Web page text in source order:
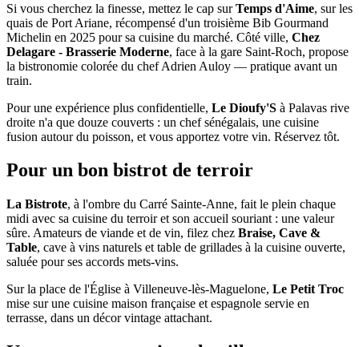
Si vous cherchez la finesse, mettez le cap surTemps d'Aime, sur les
quais de Port Ariane, récompensé d'un troisième Bib Gourmand
Michelin en 2025 pour sa cuisine du marché. Côté ville, Chez
Delagare - Brasserie Moderne, face à la gare Saint-Roch, propose
la bistronomie colorée du chef Adrien Auloy — pratique avant un
train.
Pour une expérience plus confidentielle, Le Dioufy'S à Palavas rive
droite n'a que douze couverts : un chef sénégalais, une cuisine
fusion autour du poisson, et vous apportez votre vin. Réservez tôt.
Pour un bon bistrot de terroir
La Bistrote, à l'ombre du Carré Sainte-Anne, fait le plein chaque
midi avec sa cuisine du terroir et son accueil souriant : une valeur
sûre. Amateurs de viande et de vin, filez chez Braise, Cave &
Table, cave à vins naturels et table de grillades à la cuisine ouverte,
saluée pour ses accords mets-vins.
Sur la place de l'Église à Villeneuve-lès-Maguelone, Le Petit Troc
mise sur une cuisine maison française et espagnole servie en
terrasse, dans un décor vintage attachant.